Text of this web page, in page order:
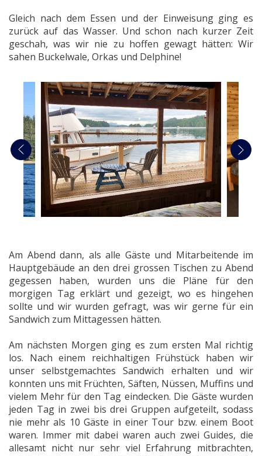
Gleich nach dem Essen und der Einweisung ging es
zurück auf das Wasser. Und schon nach kurzer Zeit
geschah, was wir nie zu hoffen gewagt hätten: Wir
sahen Buckelwale, Orkas und Delphine!
Am Abend dann, als alle Gäste und Mitarbeitende im
Hauptgebäude an den drei grossen Tischen zu Abend
gegessen haben, wurden uns die Pläne für den
morgigen Tag erklärt und gezeigt, wo es hingehen
sollte und wir wurden gefragt, was wir gerne für ein
Sandwich zum Mittagessen hätten.
Am nächsten Morgen ging es zum ersten Mal richtig
los. Nach einem reichhaltigen Frühstück haben wir
unser selbstgemachtes Sandwich erhalten und wir
konnten uns mit Früchten, Säften, Nüssen, Muffins und
vielem Mehr für den Tag eindecken. Die Gäste wurden
jeden Tag in zwei bis drei Gruppen aufgeteilt, sodass
nie mehr als 10 Gäste in einer Tour bzw. einem Boot
waren. Immer mit dabei waren auch zwei Guides, die
allesamt nicht nur sehr viel Erfahrung mitbrachten,